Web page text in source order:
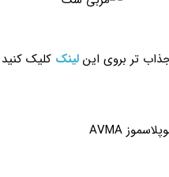
تر بروی این لینک کلیک کنید